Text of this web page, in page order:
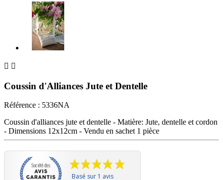
 
Coussin d'Alliances Jute et Dentelle
Référence : 5336NA
Coussin d'alliances jute et dentelle - Matière: Jute, dentelle et cordon
- Dimensions 12x12cm - Vendu en sachet 1 pièce
Basé sur 1 avis